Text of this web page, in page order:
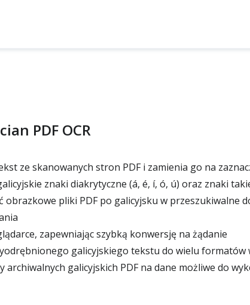
PDF OCR
ze skanowanych stron PDF i zamienia go na
znaki diakrytyczne (á, é, í, ó, ú) oraz znaki
obrazkowe pliki PDF po galicyjsku w przeszukiwalne
zapewniając szybką konwersję na żądanie
galicyjskiego tekstu do wielu formatów
archiwalnych galicyjskich PDF na dane możliwe do